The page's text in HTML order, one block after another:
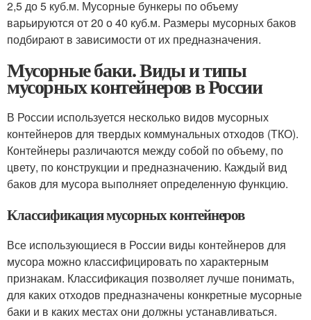
2,5 до 5 куб.м. Мусорные бункеры по объему
варьируются от 20 о 40 куб.м. Размеры мусорных баков
подбирают в зависимости от их предназначения.
Мусорные баки. Виды и типы
мусорных контейнеров в России
В России используется несколько видов мусорных
контейнеров для твердых коммунальных отходов (ТКО).
Контейнеры различаются между собой по объему, по
цвету, по конструкции и предназначению. Каждый вид
баков для мусора выполняет определенную функцию.
Классификация мусорных контейнеров
Все использующиеся в России виды контейнеров для
мусора можно классифицировать по характерным
признакам. Классификация позволяет лучше понимать,
для каких отходов предназначены конкретные мусорные
баки и в каких местах они должны устанавливаться.